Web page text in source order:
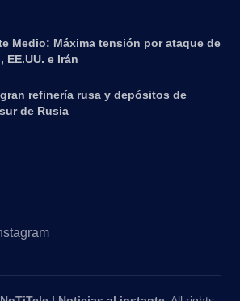
Medio: Máxima tensión por ataque de
EE.UU. e Irán
refinería rusa y depósitos de
de Rusia